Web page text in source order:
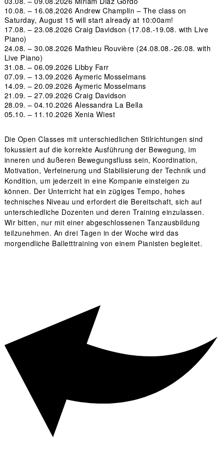
10.08. – 16.08.2026 Andrew Champlin – The class on
Saturday, August 15 will start already at 10:00am!
17.08. – 23.08.2026 Craig Davidson (17.08.-19.08. with Live
Piano)
24.08. – 30.08.2026 Mathieu Rouvière (24.08.08.-26.08. with
Live Piano)
31.08. – 06.09.2026 Libby Farr
07.09. – 13.09.2026 Aymeric Mosselmans
14.09. – 20.09.2026 Aymeric Mosselmans
21.09. – 27.09.2026 Craig Davidson
28.09. – 04.10.2026 Alessandra La Bella
05.10. – 11.10.2026 Xenia Wiest
Die Open Classes mit unterschiedlichen Stilrichtungen sind
fokussiert auf die korrekte Ausführung der Bewegung, im
inneren und äußeren Bewegungsfluss sein, Koordination,
Motivation, Verfeinerung und Stabilisierung der Technik und
Kondition, um jederzeit in eine Kompanie einsteigen zu
können. Der Unterricht hat ein zügiges Tempo, hohes
technisches Niveau und erfordert die Bereitschaft, sich auf
unterschiedliche Dozenten und deren Training einzulassen.
Wir bitten, nur mit einer abgeschlossenen Tanzausbildung
teilzunehmen. An drei Tagen in der Woche wird das
morgendliche Balletttraining von einem Pianisten begleitet.